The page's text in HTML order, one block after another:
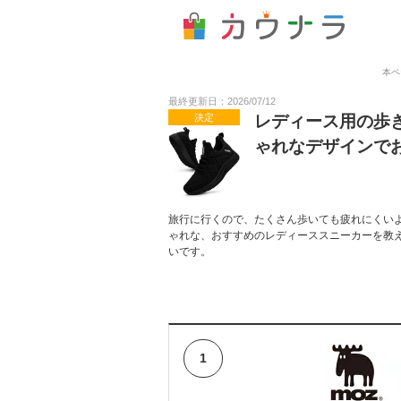
本
最終更新日：2026/07/12
決定
レディース用の歩
ゃれなデザインで
旅行に行くので、たくさん歩いても疲れにく
ゃれな、おすすめのレディーススニーカーを
いです。
1